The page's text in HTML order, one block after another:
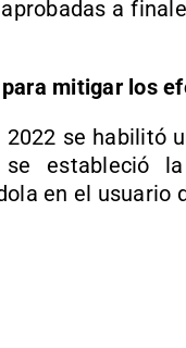
a
mitigar los
se habilitó
estableció
en el usuario